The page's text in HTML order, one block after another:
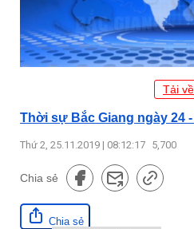
Tải về
Thời sự Bắc Giang ngày 24 -
Thứ 2, 25.11.2019 | 08:12:17 5,700
Chia sẻ
Chia sẻ